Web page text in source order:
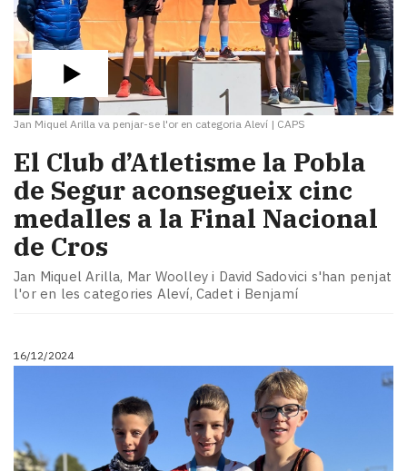
Jan Miquel Arilla va penjar-se l'or en categoria Aleví | CAPS
El Club d’Atletisme la Pobla
de Segur aconsegueix cinc
medalles a la Final Nacional
de Cros
Jan Miquel Arilla, Mar Woolley i David Sadovici s'han penjat
l'or en les categories Aleví, Cadet i Benjamí
16/12/2024